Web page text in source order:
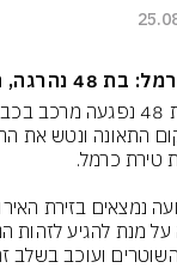
הנהג נמלט
ועוכב בשלב